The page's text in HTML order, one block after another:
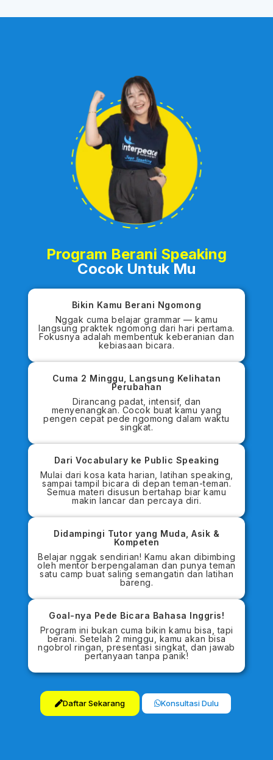
Program Berani Speaking
Cocok Untuk Mu
Bikin Kamu Berani Ngomong
Nggak cuma belajar grammar — kamu
langsung praktek ngomong dari hari pertama.
Fokusnya adalah membentuk keberanian dan
kebiasaan bicara.
Cuma 2 Minggu, Langsung Kelihatan
Perubahan
Dirancang padat, intensif, dan
menyenangkan. Cocok buat kamu yang
pengen cepat pede ngomong dalam waktu
singkat.
Dari Vocabulary ke Public Speaking
Mulai dari kosa kata harian, latihan speaking,
sampai tampil bicara di depan teman-teman.
Semua materi disusun bertahap biar kamu
makin lancar dan percaya diri.
Didampingi Tutor yang Muda, Asik &
Kompeten
Belajar nggak sendirian! Kamu akan dibimbing
oleh mentor berpengalaman dan punya teman
satu camp buat saling semangatin dan latihan
bareng.
Goal-nya Pede Bicara Bahasa Inggris!
Program ini bukan cuma bikin kamu bisa, tapi
berani. Setelah 2 minggu, kamu akan bisa
ngobrol ringan, presentasi singkat, dan jawab
pertanyaan tanpa panik!
Daftar Sekarang Konsultasi Dulu